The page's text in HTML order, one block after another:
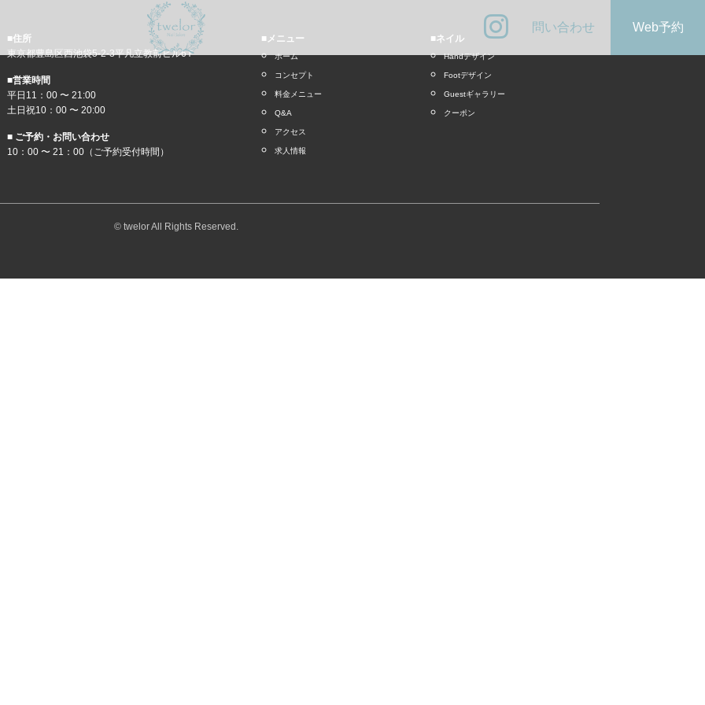
問い合わせ Web予約
■住所
東京都豊島区西池袋5-2-3平凡立教前ビル6Ｆ
■営業時間
平日11：00 〜 21:00
土日祝10：00 〜 20:00
■ ご予約・お問い合わせ
10：00 〜 21：00（ご予約受付時間）
■メニュー
ホーム
コンセプト
料金メニュー
Q&A
アクセス
求人情報
■ネイル
Handデザイン
Footデザイン
Guestギャラリー
クーポン
© twelor All Rights Reserved.